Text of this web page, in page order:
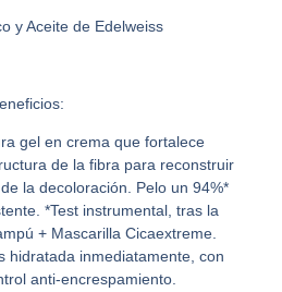
y Aceite de Edelweiss
gel en crema que fortalece
de la fibra para reconstruir
la decoloración. Pelo un 94%*
*Test instrumental, tras la
+ Mascarilla Cicaextreme.
hidratada inmediatamente, con
anti-encrespamiento.